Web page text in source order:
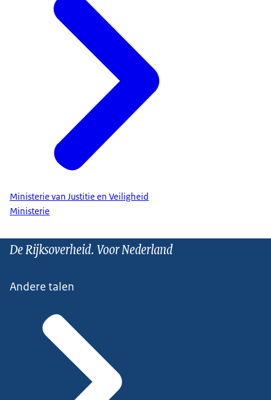
Ministerie van Justitie en Veiligheid
Ministerie
De Rijksoverheid. Voor Nederland
Andere talen